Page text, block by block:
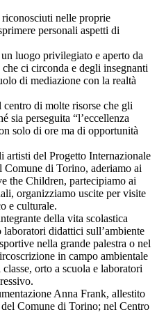
riconosciuti nelle proprie
personali aspetti di
luogo privilegiato e aperto da
ci circonda e degli insegnanti
di mediazione con la realtà
di molte risorse che gli
sia perseguita “l’eccellenza
solo di ore ma di opportunità
del Progetto Internazionale
di Torino, aderiamo ai
the Children, partecipiamo ai
organizziamo uscite per visite
e culturale.
della vita scolastica
didattici sull’ambiente
nella grande palestra o nel
in campo ambientale
orto a scuola e laboratori
Anna Frank, allestito
Comune di Torino; nel Centro